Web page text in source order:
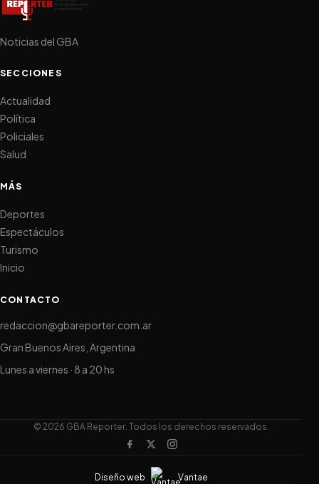
Noticias del GBA
SECCIONES
Actualidad
Política
Policiales
Salud
MÁS
Deportes
Espectáculos
Turismo
Inicio
CONTACTO
redaccion@gbareporter.com.ar
Gran Buenos Aires, Argentina
Lunes a viernes · 8 a 20 hs
© 2026 GBA Reporter. Todos los derechos reservados.
Diseño web Vantae